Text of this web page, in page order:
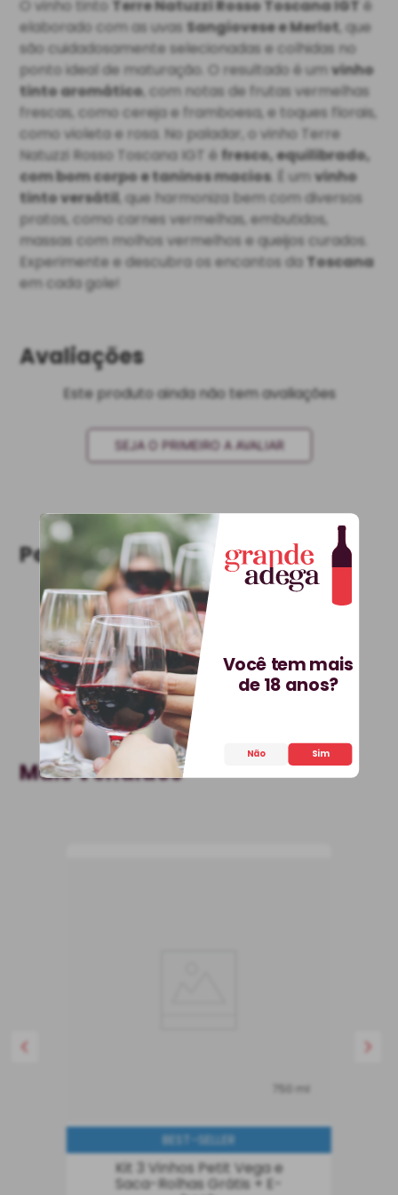
O vinho tinto Terre Natuzzi Rosso Toscana IGT é
elaborado com as uvasSangiovese e Merlot, que
são cuidadosamente selecionadas e colhidas no
ponto ideal de maturação. O resultado é umvinho
tinto aromático, com notas de frutas vermelhas
frescas, como cereja e framboesa, e toques florais,
como violeta e rosa. No paladar, o vinho Terre
Natuzzi Rosso Toscana IGT éfresco, equilibrado,
com bom corpo e taninos macios. É umvinho
tinto versátil , que harmoniza bem com diversos
pratos, como carnes vermelhas, embutidos,
massas com molhos vermelhos e queijos curados.
Experimente e descubra os encantos da Toscana
em cada gole!
Avaliações
Este produto ainda não tem avaliações
SEJA O PRIMEIRO A AVALIAR
Perguntas & respostas
Este produto ainda não tem perguntas
SEJA O PRIMEIRO A PERGUNTAR
Mais Vendidos
750 ml
BEST-SELLER
Kit 3 Vinhos Petit Vega e
Saca-Rolhas Grátis + E-
Você tem mais
de 18 anos?
Não Sim